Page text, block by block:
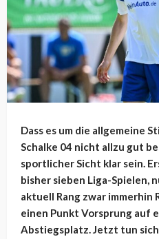
Dass es um die allgemeine
Schalke 04 nicht allzu gut
sportlicher Sicht klar sein.
bisher sieben Liga-Spielen,
aktuell Rang zwar immerhin
einen Punkt Vorsprung auf
Abstiegsplatz. Jetzt tun